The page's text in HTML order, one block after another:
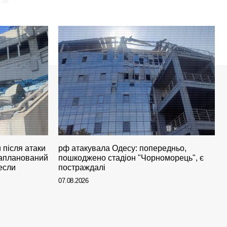
атаки
рф атакувала Одесу: попередньо,
пошкоджено стадіон "Чорноморець", є
постраждалі
07.08.2026